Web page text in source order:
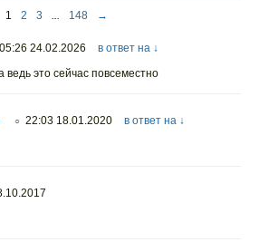
1 2 3 ... 148 →
05:26 24.02.2026
в ответ на ↓
ведь это сейчас повсеместно
○ 22:03 18.01.2020
в ответ на ↓